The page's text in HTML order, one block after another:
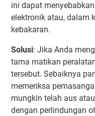
ini dapat
elektronik atau, dalam
kebakaran.
Solusi: Jika Anda
tama matikan
tersebut. Sebaiknya
memeriksa
mungkin telah aus
dengan perlindungan